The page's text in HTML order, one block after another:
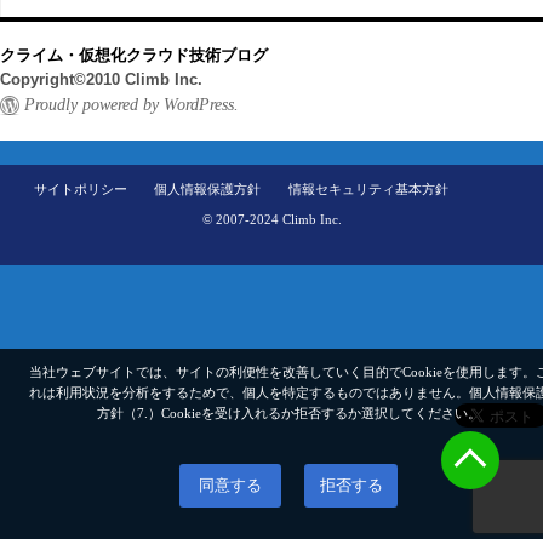
クライム・仮想化クラウド技術ブログ
Copyright©2010 Climb Inc.
Proudly powered by WordPress.
サイトポリシー 個人情報保護方針 情報セキュリティ基本方針
© 2007-2024 Climb Inc.
当社ウェブサイトでは、サイトの利便性を改善していく目的でCookieを使用します。
れは利用状況を分析をするためで、個人を特定するものではありません。 個人情報保
方針（7.） Cookieを受け入れるか拒否するか選択してください。
同意する 拒否する